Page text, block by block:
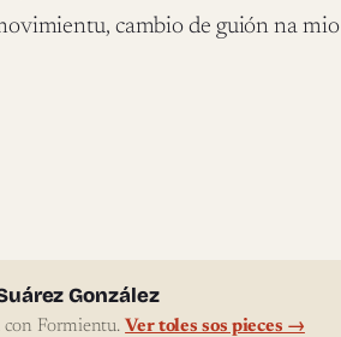
cambio de guión na mio
González
con Formientu. Ver toles sos pieces →